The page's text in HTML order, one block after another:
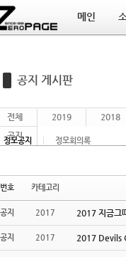
메인
공지 게시판
전체 2019 2018
정모공지 정모회의록
공지
번호 카테고리
공지 2017 2017 지금그
공지 2017 2017 Devils
치북5
치북5